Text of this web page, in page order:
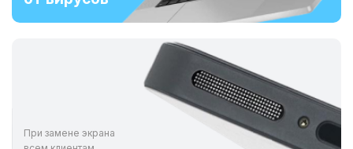
При замене экрана